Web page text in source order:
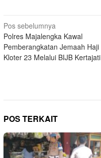
Navigasi
pos
Pos sebelumnya
Polres Majalengka Kawal
Pemberangkatan Jemaah Haji
Kloter 23 Melalui BIJB Kertajati
POS TERKAIT